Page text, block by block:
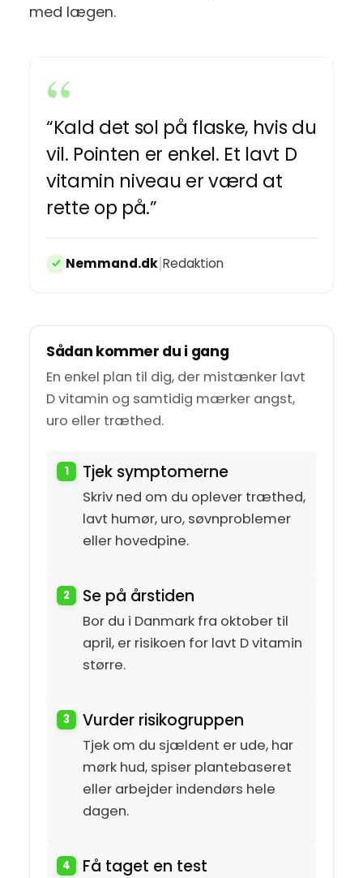
med lægen.
“Kald det sol på flaske, hvis du
vil. Pointen er enkel. Et lavt D
vitamin niveau er værd at
rette op på.”
Nemmand.dk|Redaktion
Sådan kommer du i gang
En enkel plan til dig, der mistænker lavt
D vitamin og samtidig mærker angst,
uro eller træthed.
Tjek symptomerne
Skriv ned om du oplever træthed,
lavt humør, uro, søvnproblemer
eller hovedpine.
Se på årstiden
Bor du i Danmark fra oktober til
april, er risikoen for lavt D vitamin
større.
Vurder risikogruppen
Tjek om du sjældent er ude, har
mørk hud, spiser plantebaseret
eller arbejder indendørs hele
dagen.
Få taget en test